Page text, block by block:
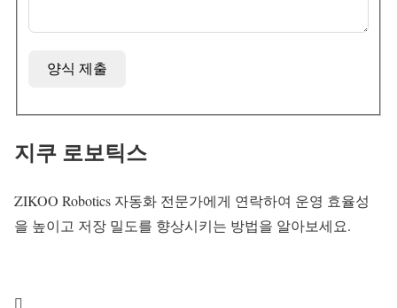
양식 제출
지쿠 로보틱스
ZIKOO Robotics 자동화 전문가에게 연락하여 운영 효율성
을 높이고 저장 밀도를 향상시키는 방법을 알아보세요.
